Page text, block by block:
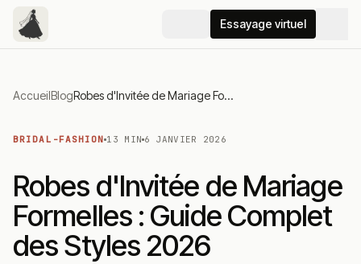
Essayage virtuel
AccueilBlog Robes d'Invitée de Mariage Formelles : Guide Complet des Styles 2026
BRIDAL-FASHION 13 MIN 6 JANVIER 2026
Robes d'Invitée de Mariage
Formelles : Guide Complet
des Styles 2026